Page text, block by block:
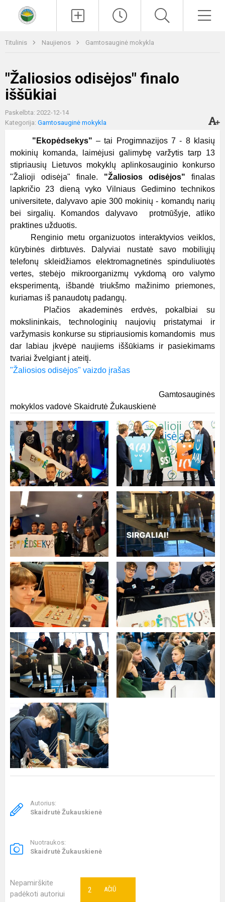
Titulinis Naujienos Gamtosauginė mokykla
"Žaliosios odisėjos" finalo
iššūkiai
Paskelbta: 2022-12-14
Kategorija: Gamtosauginė mokykla
"Ekopėdsekys" – tai Progimnazijos 7 - 8 klasių
mokinių komanda, laimėjusi galimybę varžytis tarp 13
stipriausių Lietuvos mokyklų aplinkosauginio konkurso
"Žalioji odisėja" finale. "Žaliosios odisėjos" finalas
lapkričio 23 dieną vyko Vilniaus Gedimino technikos
universitete, dalyvavo apie 300 mokinių - komandų narių
bei sirgalių. Komandos dalyvavo protmūšyje, atliko
praktines užduotis.
Renginio metu organizuotos interaktyvios veiklos,
kūrybinės dirbtuvės. Dalyviai nustatė savo mobiliųjų
telefonų skleidžiamos elektromagnetinės spinduliuotės
vertes, stebėjo mikroorganizmų vykdomą oro valymo
eksperimentą, išbandė triukšmo mažinimo priemones,
kuriamas iš panaudotų padangų.
Plačios akademinės erdvės, pokalbiai su
mokslininkais, technologinių naujovių pristatymai ir
varžymasis konkurse su stipriausiomis komandomis mus
dar labiau įkvėpė naujiems iššūkiams ir pasiekimams
tvariai žvelgiant į ateitį.
"Žaliosios odisėjos" vaizdo įrašas
Gamtosauginės
mokyklos vadovė Skaidrutė Žukauskienė
Autorius:
Skaidrutė Žukauskienė
Nuotraukos:
Skaidrutė Žukauskienė
Nepamirškite
padėkoti autoriui
AČIŪ
2